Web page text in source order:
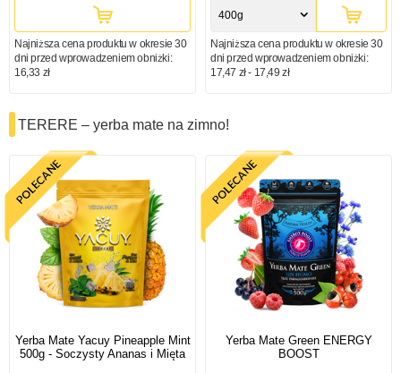
Najniższa cena produktu w okresie 30
dni przed wprowadzeniem obniżki:
16,33 zł
400g
Najniższa cena produktu w okresie 30
dni przed wprowadzeniem obniżki:
17,47 zł - 17,49 zł
TERERE – yerba mate na zimno!
Yerba Mate Yacuy Pineapple Mint
500g - Soczysty Ananas i Mięta
Yerba Mate Green ENERGY
BOOST